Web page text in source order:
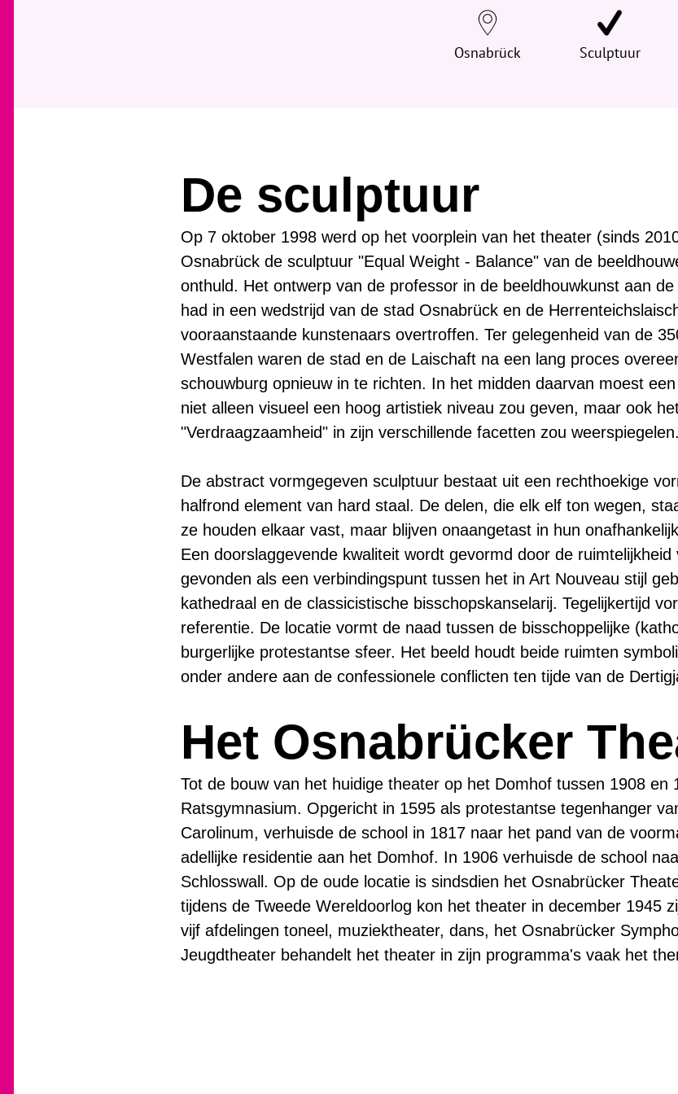
Osnabrück Sculptuur
De sculptuur
Op 7 oktober 1998 werd op het voorplein van het theater (sinds
Osnabrück de sculptuur "Equal Weight - Balance" van de
onthuld. Het ontwerp van de professor in de beeldhouwkunst aan
had in een wedstrijd van de stad Osnabrück en de
vooraanstaande kunstenaars overtroffen. Ter gelegenheid van de
Westfalen waren de stad en de Laischaft na een lang proces
schouwburg opnieuw in te richten. In het midden daarvan moest
niet alleen visueel een hoog artistiek niveau zou geven, maar ook
"Verdraagzaamheid" in zijn verschillende facetten zou weerspiegelen.
De abstract vormgegeven sculptuur bestaat uit een rechthoekige
halfrond element van hard staal. De delen, die elk elf ton wegen,
ze houden elkaar vast, maar blijven onaangetast in hun
Een doorslaggevende kwaliteit wordt gevormd door de
gevonden als een verbindingspunt tussen het in Art Nouveau stijl
kathedraal en de classicistische bisschopskanselarij. Tegelijkertijd
referentie. De locatie vormt de naad tussen de bisschoppelijke
burgerlijke protestantse sfeer. Het beeld houdt beide ruimten
onder andere aan de confessionele conflicten ten tijde van de
Het Osnabrücker
Tot de bouw van het huidige theater op het Domhof tussen 1908 en
Ratsgymnasium. Opgericht in 1595 als protestantse tegenhanger
Carolinum, verhuisde de school in 1817 naar het pand van de
adellijke residentie aan het Domhof. In 1906 verhuisde de school
Schlosswall. Op de oude locatie is sindsdien het Osnabrücker
tijdens de Tweede Wereldoorlog kon het theater in december 1945
vijf afdelingen toneel, muziektheater, dans, het Osnabrücker
Jeugdtheater behandelt het theater in zijn programma's vaak het